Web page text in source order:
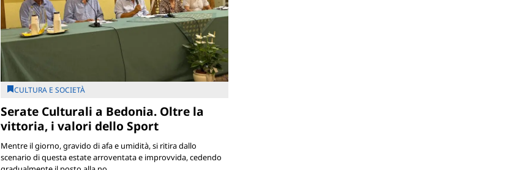
CULTURA E SOCIETÀ
Serate Culturali a Bedonia. Oltre la
vittoria, i valori dello Sport
Mentre il giorno, gravido di afa e umidità, si ritira dallo
scenario di questa estate arroventata e improvvida, cedendo